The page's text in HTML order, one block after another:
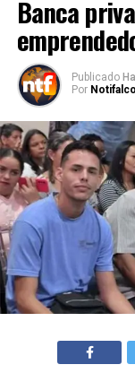
Banca
Publicado
Por